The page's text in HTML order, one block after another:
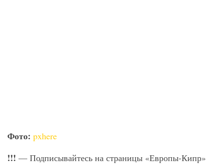
Фото: pxhere
!!! — Подписывайтесь на страницы «Европы-Кипр»